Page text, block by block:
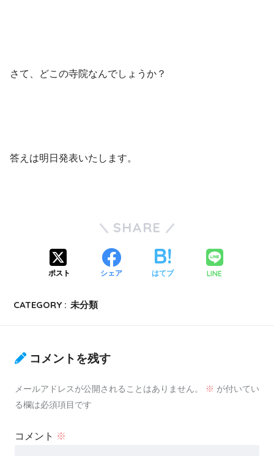
さて、どこの寺院なんでしょうか？
答えは明日発表いたします。
SHARE
ポスト シェア はてブ LINE
CATEGORY : 未分類
コメントを残す
メールアドレスが公開されることはありません。 ※ が付いてい
る欄は必須項目です
コメント ※